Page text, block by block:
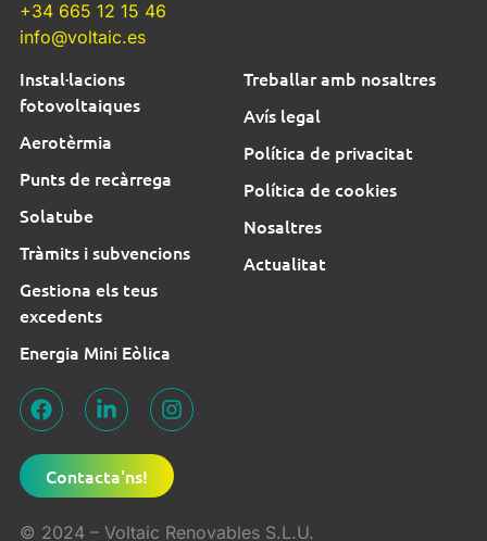
+34 665 12 15 46
info@voltaic.es
Instal·lacions
fotovoltaiques
Aerotèrmia
Punts de recàrrega
Solatube
Tràmits i subvencions
Gestiona els teus
excedents
Energia Mini Eòlica
Treballar amb nosaltres
Avís legal
Política de privacitat
Política de cookies
Nosaltres
Actualitat
Contacta'ns!
© 2024 – Voltaic Renovables S.L.U.